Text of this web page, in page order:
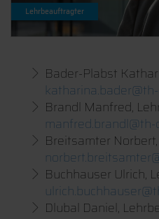
Lehrbeauftragter
Bader-Plabst
Brandl Manfred,
manfred.brandl@th-
Breitsamter
Buchhauser Ulrich,
Dlubal Daniel,